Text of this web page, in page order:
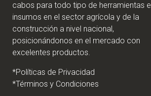
cabos para todo tipo de herramientas e
insumos en el sector agrícola y de la
construcción a nivel nacional,
posicionándonos en el mercado con
excelentes productos.
*Políticas de Privacidad
*Términos y Condiciones